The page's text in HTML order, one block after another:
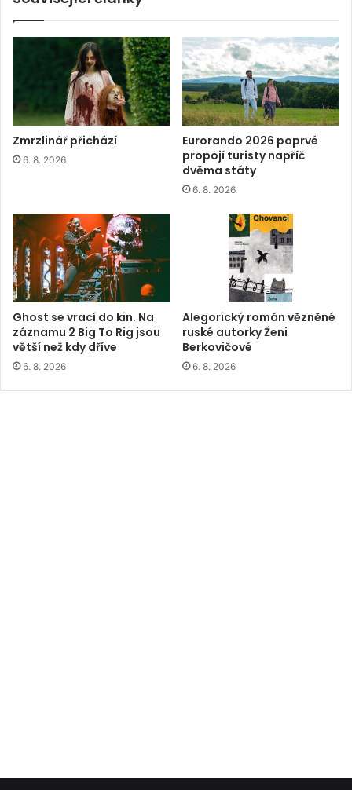
Zmrzlinář přichází
6. 8. 2026
Eurorando 2026 poprvé
propojí turisty napříč
dvěma státy
6. 8. 2026
Ghost se vrací do kin. Na
záznamu 2 Big To Rig jsou
větší než kdy dříve
6. 8. 2026
Alegorický román vězněné
ruské autorky Ženi
Berkovičové
6. 8. 2026